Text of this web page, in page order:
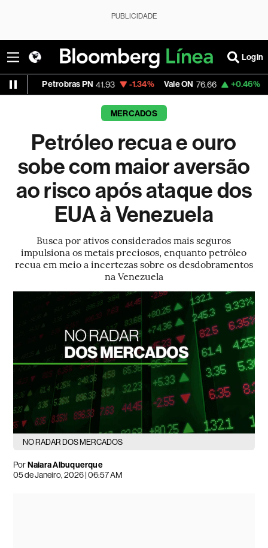
PUBLICIDADE
Login
PN 41.93 -1.34% Vale ON 76.66 +0.46% Itaú PN
MERCADOS
Petróleo recua e ouro
sobe com maior aversão
ao risco após ataque dos
EUA à Venezuela
Busca por ativos considerados mais seguros
impulsiona os metais preciosos, enquanto petróleo
recua em meio a incertezas sobre os desdobramentos
na Venezuela
NO RADAR DOS MERCADOS
PorNaiara Albuquerque
05 de Janeiro, 2026 | 06:57 AM